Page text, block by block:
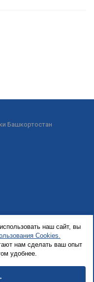
Башкортостан
наш сайт, вы
Cookies.
нам сделать ваш опыт
удобнее.